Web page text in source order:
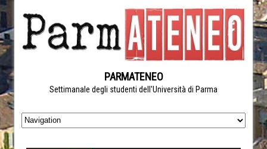
PARMATENEO
Settimanale degli studenti dell'Università di Parma